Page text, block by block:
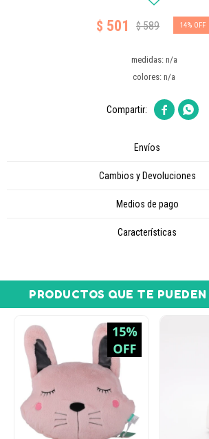
$ 501 $589 14
medidas: n/a
colores: n/a
 
Envíos
Cambios y Devoluciones
Medios de pago
Características
PRODUCTOS QUE TE